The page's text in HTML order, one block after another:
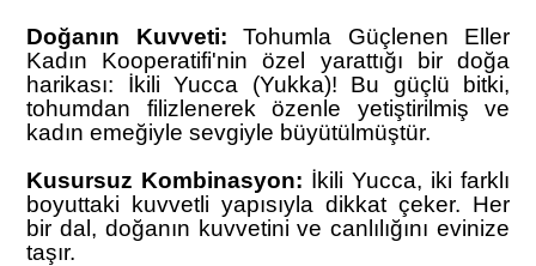
Doğanın Kuvveti: Tohumla Güçlenen Eller
Kadın Kooperatifi'nin özel yarattığı bir doğa
harikası: İkili Yucca (Yukka)! Bu güçlü bitki,
tohumdan filizlenerek özenle yetiştirilmiş ve
kadın emeğiyle sevgiyle büyütülmüştür.
Kusursuz Kombinasyon: İkili Yucca, iki farklı
boyuttaki kuvvetli yapısıyla dikkat çeker. Her
bir dal, doğanın kuvvetini ve canlılığını evinize
taşır.